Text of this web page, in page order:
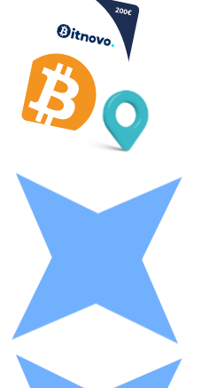
Litecoin
LTC
XRP